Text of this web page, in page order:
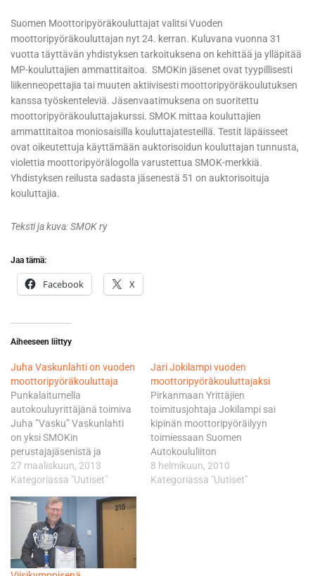
Suomen Moottoripyöräkouluttajat valitsi Vuoden
moottoripyöräkouluttajan nyt 24. kerran. Kuluvana vuonna 31
vuotta täyttävän yhdistyksen tarkoituksena on kehittää ja ylläpitää
MP-kouluttajien ammattitaitoa. SMOKin jäsenet ovat tyypillisesti
liikenneopettajia tai muuten aktiivisesti moottoripyöräkoulutuksen
kanssa työskenteleviä. Jäsenvaatimuksena on suoritettu
moottoripyöräkouluttajakurssi. SMOK mittaa kouluttajien
ammattitaitoa moniosaisilla kouluttajatesteillä. Testit läpäisseet
ovat oikeutettuja käyttämään auktorisoidun kouluttajan tunnusta,
violettia moottoripyörälogolla varustettua SMOK-merkkiä.
Yhdistyksen reilusta sadasta jäsenestä 51 on auktorisoituja
kouluttajia.
Teksti ja kuva: SMOK ry
Jaa tämä:
Facebook X
Aiheeseen liittyy
Juha Vaskunlahti on vuoden
moottoripyöräkouluttaja
Punkalaitumella
autokouluyrittäjänä toimiva
Juha ”Vasku” Vaskunlahti
on yksi SMOKin
perustajajäsenistä ja
pitkäaikainen kantava
voima. Hän oli yhdistyksen
kouluttajatestit läpässeiden
joukossa vuonna 1995.
Vasku toimi pitkään
yhdistyksen hallituksessa ja
sihteerinä. Vasku harrastaa
27 maaliskuun, 2013
Kategoriassa "Uutiset"
Jari Jokilampi vuoden
moottoripyöräkouluttajaksi
Pirkanmaan Yrittäjien
toimitusjohtaja Jokilampi sai
kipinän moottoripyöräilyyn
toimiessaan Suomen
Autokoululiiton
koulutussuunnittelijana
1983. Tällöin Autokoululiitto
8 helmikuun, 2010
Kategoriassa "Uutiset"